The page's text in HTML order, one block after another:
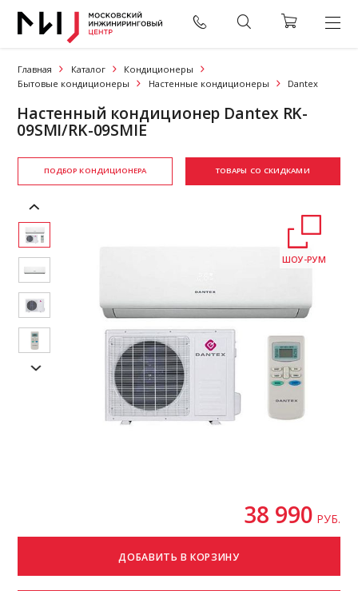
Главная Каталог
Кондиционеры
Бытовые кондиционеры
Настенные кондиционеры Dantex
Настенный кондиционер Dantex RK-
09SMI/RK-09SMIЕ
ПОДБОР КОНДИЦИОНЕРА ТОВАРЫ СО СКИДКАМИ
ШОУ-РУМ
38 990 РУБ.